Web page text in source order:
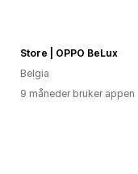
Store | OPPO BeLux
Belgia
9 måneder bruker appen